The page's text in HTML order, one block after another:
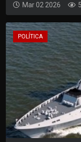
Mar 02 2026
POLÍTICA